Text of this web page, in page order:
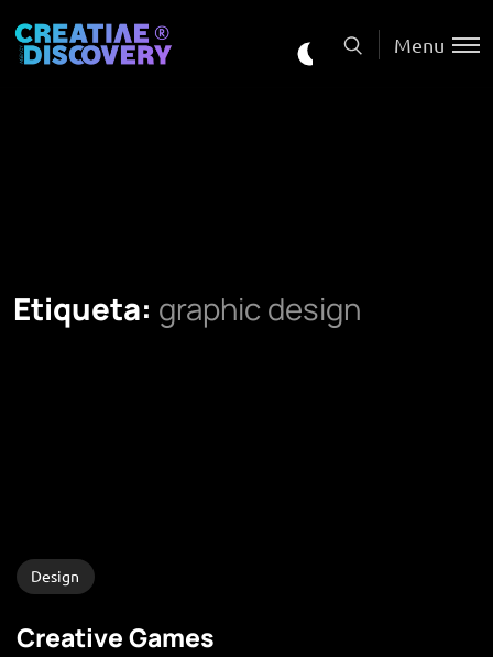
Menu
Etiqueta: graphic design
Design
Creative Games